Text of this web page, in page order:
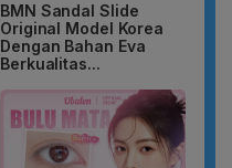
BMN Sandal Slide
Original Model Korea
Dengan Bahan Eva
Berkualitas...